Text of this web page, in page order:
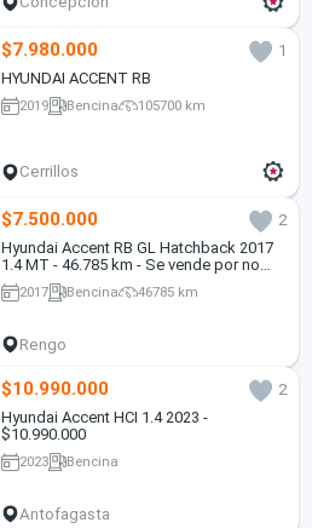
$7.980.000
1
HYUNDAI ACCENT RB
2019 Bencina 105700 km
Cerrillos
$7.500.000
2
Hyundai Accent RB GL Hatchback 2017
1.4 MT - 46.785 km - Se vende por no
uso
2017 Bencina 46785 km
Rengo
$10.990.000
2
Hyundai Accent HCI 1.4 2023 -
$10.990.000
2023 Bencina
Antofagasta